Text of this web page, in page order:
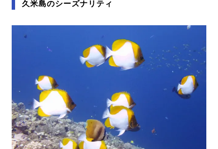
久米島のシーズナリティ